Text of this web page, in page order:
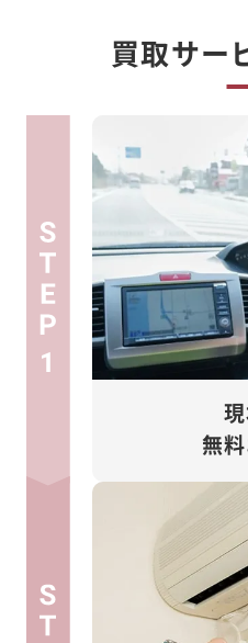
買取サー
1
無